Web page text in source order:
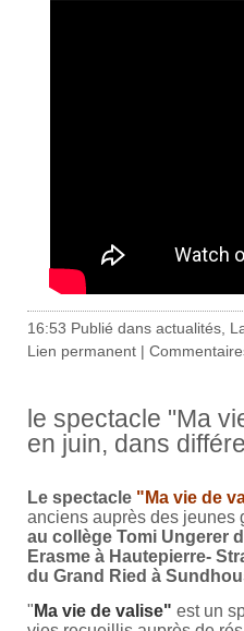
16:53 Publié dans actualités
Lien permanent |
le spectacle "Ma
en juin, dans
Le spectacle "Ma vie de
anciens auprès des jeunes
au collège Tomi Ungerer
Erasme à Hautepierre-
du Grand Ried à
" Ma vie de valise" est un